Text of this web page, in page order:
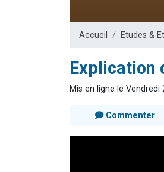
Accueil Etudes &
Explication
Mis en ligne le
Commenter